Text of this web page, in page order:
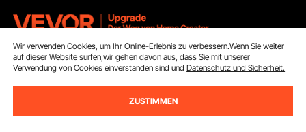
Melden Sie sich für unseren Newsletter an.
Wir verwenden Cookies, um Ihr Online-Erlebnis zu verbessern.Wenn Sie weiter
auf dieser Website surfen,wir gehen davon aus, dass Sie mit unserer
Verwendung von Cookies einverstanden sind undDatenschutz und Sicherheit.
ZUSTIMMEN